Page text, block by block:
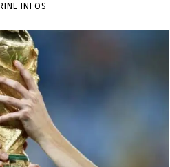
INFOS